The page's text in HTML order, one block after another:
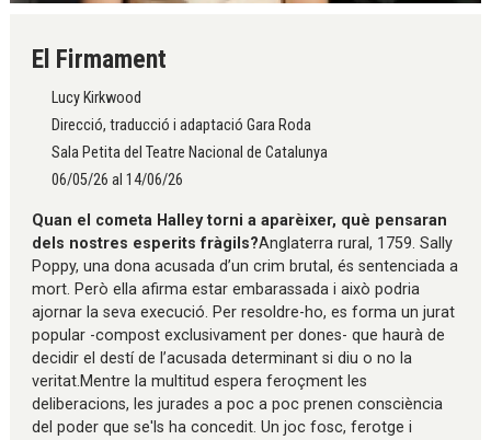
El Firmament
Lucy Kirkwood
Direcció, traducció i adaptació Gara Roda
Sala Petita del Teatre Nacional de Catalunya
06/05/26 al 14/06/26
Quan el cometa Halley torni a aparèixer, què pensaran
dels nostres esperits fràgils?Anglaterra rural, 1759. Sally
Poppy, una dona acusada d’un crim brutal, és sentenciada a
mort. Però ella afirma estar embarassada i això podria
ajornar la seva execució. Per resoldre-ho, es forma un jurat
popular -compost exclusivament per dones- que haurà de
decidir el destí de l’acusada determinant si diu o no la
veritat.Mentre la multitud espera feroçment les
deliberacions, les jurades a poc a poc prenen consciència
del poder que se'ls ha concedit. Un joc fosc, ferotge i